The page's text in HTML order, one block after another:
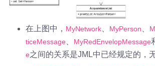
在上图中， MyNetwork MyPerson
ticeMessage
MyRedEnvelopMessage
e之间的关系是JML中已经规定的，